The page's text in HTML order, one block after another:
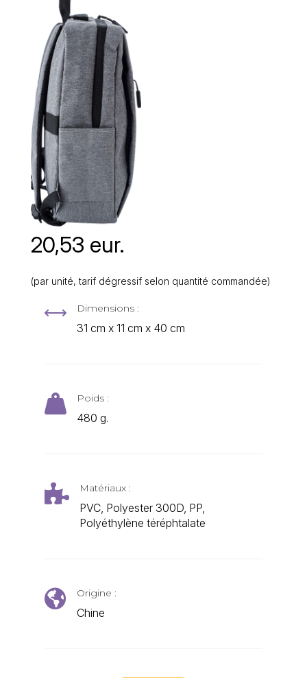
20,53 eur.
(par unité, tarif dégressif selon quantité commandée)
, Dimensions :
31 cm x 11 cm x 40 cm
 Poids :
480 g.
 Matériaux :
PVC, Polyester 300D, PP,
Polyéthylène téréphtalate
 Origine :
Chine